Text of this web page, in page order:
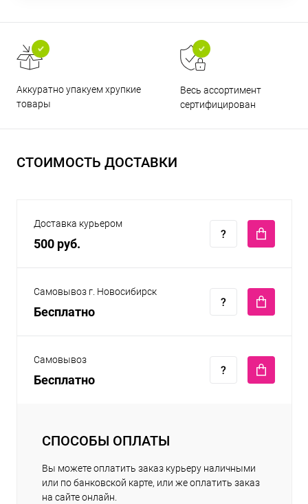
Аккуратно упакуем хрупкие
товары
Весь ассортимент
сертифицирован
СТОИМОСТЬ ДОСТАВКИ
Доставка курьером
500 руб.
Самовывоз г. Новосибирск
Бесплатно
Самовывоз
Бесплатно
СПОСОБЫ ОПЛАТЫ
Вы можете оплатить заказ курьеру наличными
или по банковской карте, или же оплатить заказ
на сайте онлайн.